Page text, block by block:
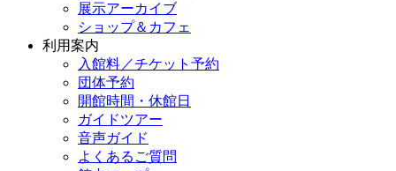
展示アーカイブ
ショップ＆カフェ
利用案内
入館料／チケット予約
団体予約
開館時間・休館日
ガイドツアー
音声ガイド
よくあるご質問